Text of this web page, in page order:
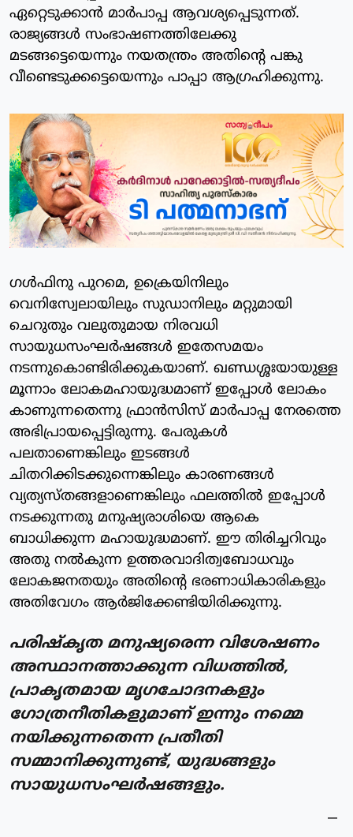
ഏറ്റെടുക്കാൻ മാർപാപ്പ ആവശ്യപ്പെടുന്നത്.
രാജ്യങ്ങൾ സംഭാഷണത്തിലേക്കു
മടങ്ങട്ടെയെന്നും നയതന്ത്രം അതിന്റെ പങ്കു
വീണ്ടെടുക്കട്ടെയെന്നും പാപ്പാ ആഗ്രഹിക്കുന്നു.
ഗൾഫിനു പുറമെ, ഉക്രെയിനിലും
വെനിസ്വേലായിലും സുഡാനിലും മറ്റുമായി
ചെറുതും വലുതുമായ നിരവധി
സായുധസംഘർഷങ്ങൾ ഇതേസമയം
നടന്നുകൊണ്ടിരിക്കുകയാണ്. ഖണ്ഡശ്ശഃയായുള്ള
മൂന്നാം ലോകമഹായുദ്ധമാണ് ഇപ്പോൾ ലോകം
കാണുന്നതെന്നു ഫ്രാൻസിസ് മാർപാപ്പ നേരത്തെ
അഭിപ്രായപ്പെട്ടിരുന്നു. പേരുകൾ
പലതാണെങ്കിലും ഇടങ്ങൾ
ചിതറിക്കിടക്കുന്നെങ്കിലും കാരണങ്ങൾ
വ്യത്യസ്തങ്ങളാണെങ്കിലും ഫലത്തിൽ ഇപ്പോൾ
നടക്കുന്നതു മനുഷ്യരാശിയെ ആകെ
ബാധിക്കുന്ന മഹായുദ്ധമാണ്. ഈ തിരിച്ചറിവും
അതു നൽകുന്ന ഉത്തരവാദിത്വബോധവും
ലോകജനതയും അതിന്റെ ഭരണാധികാരികളും
അതിവേഗം ആർജിക്കേണ്ടിയിരിക്കുന്നു.
പരിഷ്കൃത മനുഷ്യരെന്ന വിശേഷണം
അസ്ഥാനത്താക്കുന്ന വിധത്തിൽ,
പ്രാകൃതമായ മൃഗചോദനകളും
ഗോത്രനീതികളുമാണ് ഇന്നും നമ്മെ
നയിക്കുന്നതെന്ന പ്രതീതി
സമ്മാനിക്കുന്നുണ്ട്, യുദ്ധങ്ങളും
സായുധസംഘർഷങ്ങളും.